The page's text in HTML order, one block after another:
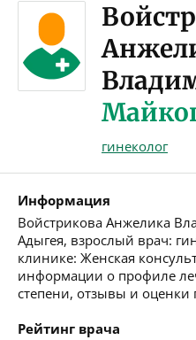
гинеколог
Информация
Войстрикова Анжелика
Адыгея, взрослый врач:
клинике: Женская
информации о профиле
степени, отзывы и
Рейтинг врача